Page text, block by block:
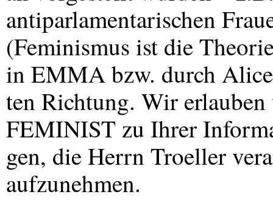
antiparlamentarischen
(Feminismus ist die
in EMMAbzw. durch
ten Richtung. Wir
FEMINIST zu Ihrer
gen, die Herrn Troeller
aufzunehmen.